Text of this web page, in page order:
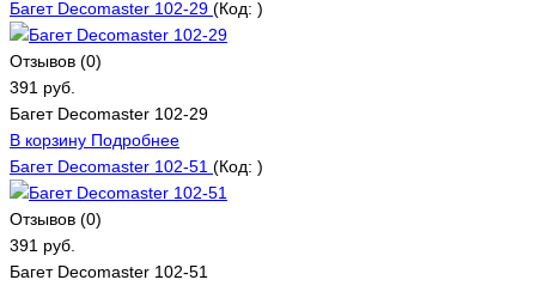
Багет Decomaster 102-29 (Код: )
Отзывов (0)
391 руб.
Багет Decomaster 102-29
В корзину Подробнее
Багет Decomaster 102-51 (Код: )
Отзывов (0)
391 руб.
Багет Decomaster 102-51